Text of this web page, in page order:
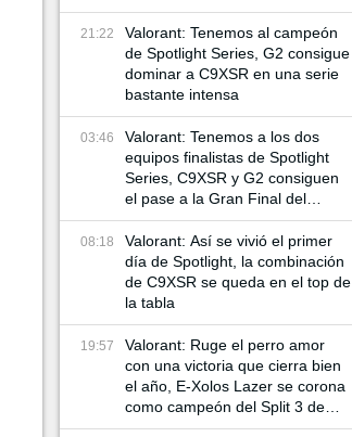
21:22
Valorant: Tenemos al campeón
de Spotlight Series, G2 consigue
dominar a C9XSR en una serie
bastante intensa
03:46
Valorant: Tenemos a los dos
equipos finalistas de Spotlight
Series, C9XSR y G2 consiguen
el pase a la Gran Final del
torneo
08:18
Valorant: Así se vivió el primer
día de Spotlight, la combinación
de C9XSR se queda en el top de
la tabla
19:57
Valorant: Ruge el perro amor
con una victoria que cierra bien
el año, E-Xolos Lazer se corona
como campeón del Split 3 de
VCL Norte